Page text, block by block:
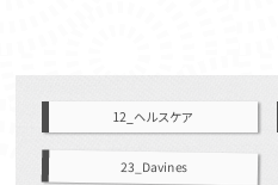
12_ヘルスケア
23_Davines